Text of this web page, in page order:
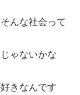
そんな社会って
ゃないかな
きなんです